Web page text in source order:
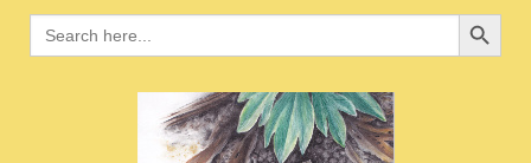
Search
for:
Search